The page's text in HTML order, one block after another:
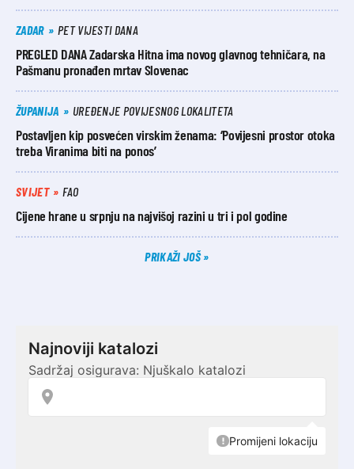
ZADAR PET VIJESTI DANA
PREGLED DANA Zadarska Hitna ima novog glavnog tehničara, na
Pašmanu pronađen mrtav Slovenac
ŽUPANIJA UREĐENJE POVIJESNOG LOKALITETA
Postavljen kip posvećen virskim ženama: ‘Povijesni prostor otoka
treba Viranima biti na ponos’
SVIJET FAO
Cijene hrane u srpnju na najvišoj razini u tri i pol godine
PRIKAŽI JOŠ